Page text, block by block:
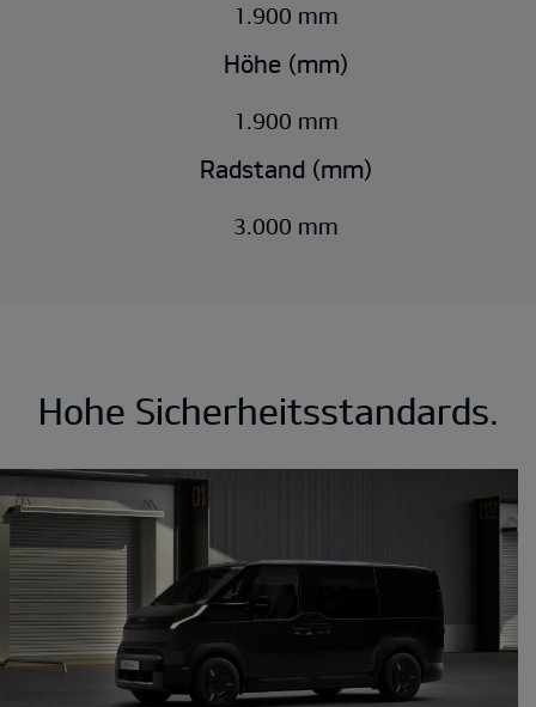
1.900 mm
Höhe (mm)
1.900 mm
Radstand (mm)
3.000 mm
Hohe Sicherheitsstandards.